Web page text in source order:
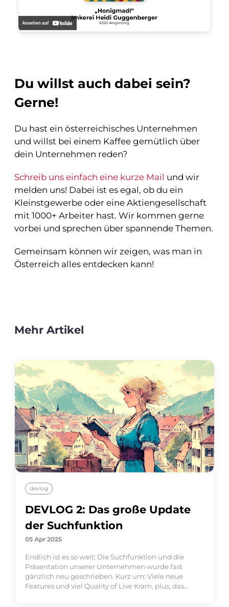
Du willst auch dabei sein?
Gerne!
Du hast ein österreichisches Unternehmen
und willst bei einem Kaffee gemütlich über
dein Unternehmen reden?
Schreib uns einfach eine kurze Mail und wir
melden uns! Dabei ist es egal, ob du ein
Kleinstgewerbe oder eine Aktiengesellschaft
mit 1000+ Arbeiter hast. Wir kommen gerne
vorbei und sprechen über spannende Themen.
Gemeinsam können wir zeigen, was man in
Österreich alles entdecken kann!
Mehr Artikel
devlog
DEVLOG 2: Das große Update
der Suchfunktion
05 Apr 2025
Endlich ist es so weit: Die Suchfunktion und die
Präsentation unserer Unternehmen wurde fast
gänzlich neu geschrieben. Kurz um: Viele neue
Features und viel Quality of Live Kram, plus, das